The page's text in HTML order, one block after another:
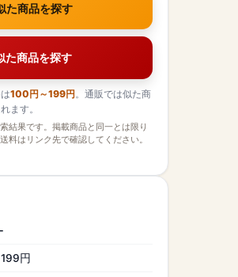
商品を探す
た商品を探す
100円～199円 。通販では似た商
ます。
結果です。掲載商品と同一とは限り
料はリンク先で確認してください。
円